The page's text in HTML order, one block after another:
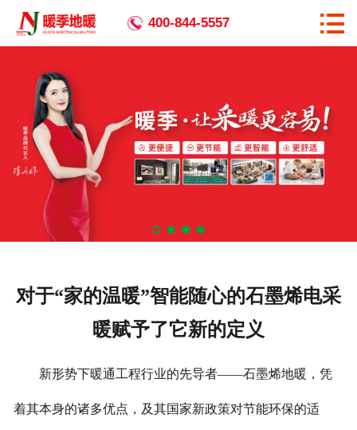
暖季优势
产品中心
企业宣传
400-844-5557 
对于“家的温暖”智能随心的石墨烯电采
暖赋予了它新的定义
新形势下暖通工程行业的先导者——石墨烯地暖，凭
着其本身的诸多优点，及其国家新政策对节能环保的适